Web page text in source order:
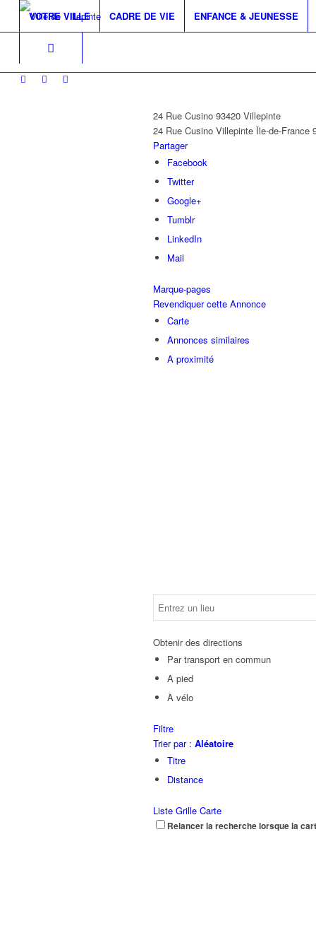
VOTRE VILLE CADRE DE VIE ENFANCE & JEUNESSE
24 Rue Cusino 93420 Villepinte
24 Rue Cusino Villepinte Île-de-France
Partager
Facebook
Twitter
Google+
Tumblr
LinkedIn
Mail
Marque-pages
Revendiquer cette Annonce
Carte
Annonces similaires
A proximité
Obtenir des directions
Par transport en commun
A pied
À vélo
Filtre
Trier par : Aléatoire
Titre
Distance
Liste Grille Carte
Relancer la recherche lorsque la